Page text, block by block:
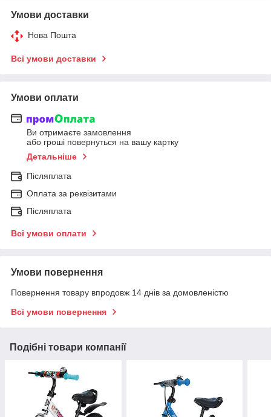
Умови доставки
Нова Пошта
Всі умови доставки
Умови оплати
Ви отримаєте замовлення
або гроші повернуться на вашу картку
Детальніше
Післяплата
Оплата за реквізитами
Післяплата
Всі умови оплати
Умови повернення
Повернення товару впродовж 14 днів за домовленістю
Всі умови повернення
Подібні товари компанії